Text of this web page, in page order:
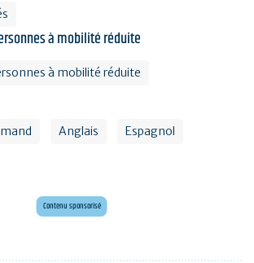
à mobilité réduite
à mobilité réduite
Anglais Espagnol
Contenu sponsorisé
mini golf 26 trous à deux pas de l'océan